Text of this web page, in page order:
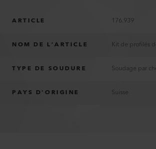
ARTICLE 176.939
NOM DE L’ARTICLE
TYPE DE SOUDURE Soudage par
PAYS D'ORIGINE Suisse